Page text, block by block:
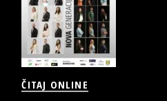
ČITAJ ONLINE